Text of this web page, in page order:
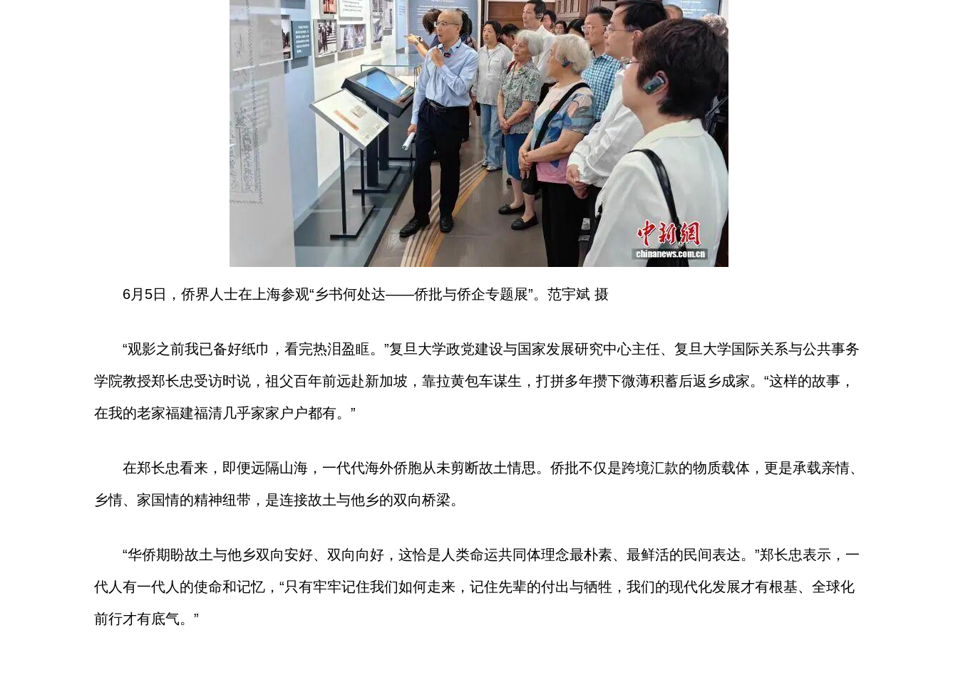
6月5日，侨界人士在上海参观“乡书何处达——侨批与侨企专题展”。范宇斌 摄
“观影之前我已备好纸巾，看完热泪盈眶。”复旦大学政党建设与国家发展研究中心主任、复旦大学国际关系与公共事务
学院教授郑长忠受访时说，祖父百年前远赴新加坡，靠拉黄包车谋生，打拼多年攒下微薄积蓄后返乡成家。“这样的故事，
在我的老家福建福清几乎家家户户都有。”
在郑长忠看来，即便远隔山海，一代代海外侨胞从未剪断故土情思。侨批不仅是跨境汇款的物质载体，更是承载亲情、
乡情、家国情的精神纽带，是连接故土与他乡的双向桥梁。
“华侨期盼故土与他乡双向安好、双向向好，这恰是人类命运共同体理念最朴素、最鲜活的民间表达。”郑长忠表示，一
代人有一代人的使命和记忆，“只有牢牢记住我们如何走来，记住先辈的付出与牺牲，我们的现代化发展才有根基、全球化
前行才有底气。”